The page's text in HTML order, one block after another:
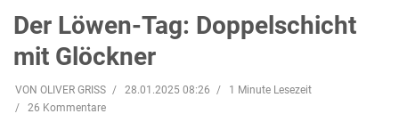
Der Löwen-Tag: Doppelschicht
mit Glöckner
VON OLIVER GRISS 28.01.2025 08:26
1 Minute Lesezeit
26 Kommentare